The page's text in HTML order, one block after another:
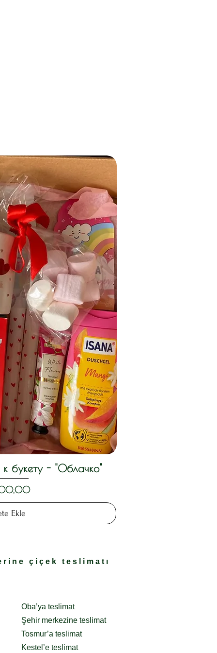
Bakış
букету - "Облачко"
Ekle
çiçek teslimatı
Oba’ya teslimat
Şehir merkezine teslimat
Tosmur’a teslimat
Kestel’e teslimat